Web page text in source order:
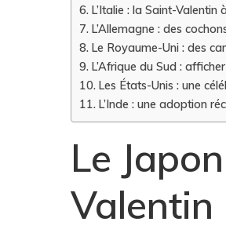
L’Italie : la Saint-Valentin
L’Allemagne : des
Le Royaume-Uni : des
L’Afrique du Sud :
Les États-Unis : une
L’Inde : une adoption
Le
Valentin